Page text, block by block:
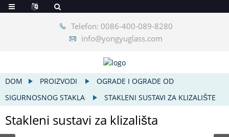
Telefon: 0086-400-089-8280
info@yongyuglass.com
DOM PROIZVODI
OGRADE I OGRADE OD
SIGURNOSNOG STAKLA
STAKLENI SUSTAVI ZA KLIZALIŠTE
Stakleni sustavi za klizališta